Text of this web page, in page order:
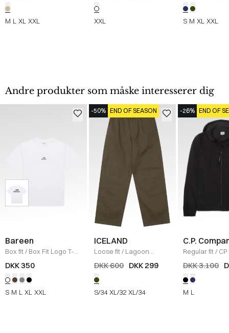
M L XL XXL XXL S M XL XXL
Andre produkter som måske interesserer dig
Bareen
Box fit/ Box Fit Logo T-
shirt /WHITE
DKK 350
S M L XL XXL
-50% END OF SEASON
ICELAND
Loose fit/ Lagoon
Bukser / OLIVE
DKK 600 DKK 299
S/34 XL/32 XL/34
-26% END OF
C.P.
Regular fit/
Jakke
SORT
DKK 3.100
M L